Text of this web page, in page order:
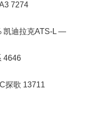
7274
凯迪拉克ATS-L —
4646
探歌 13711